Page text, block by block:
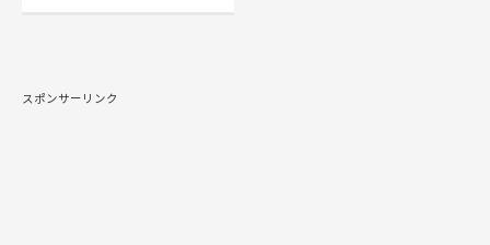
スポンサーリンク